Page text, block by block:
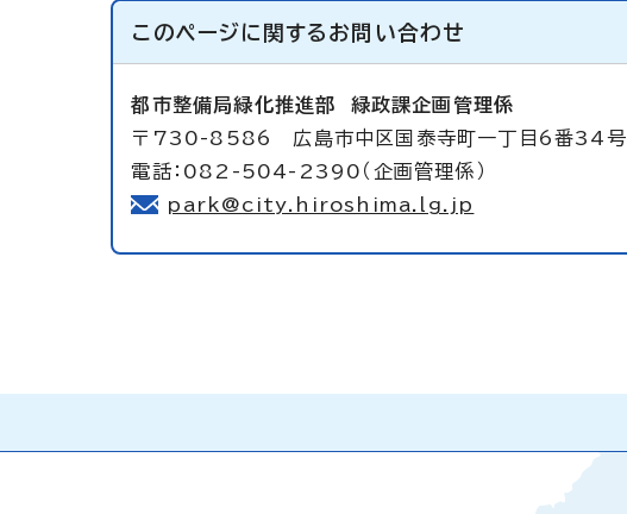
このページに関する お問い合わせ
都市整備局緑化推進部 緑政課企画管理係
〒730-8586 広島市中区国泰寺町一丁目6番34号
電話：082-504-2390（企画管理係）
park@city.hiroshima.lg.jp